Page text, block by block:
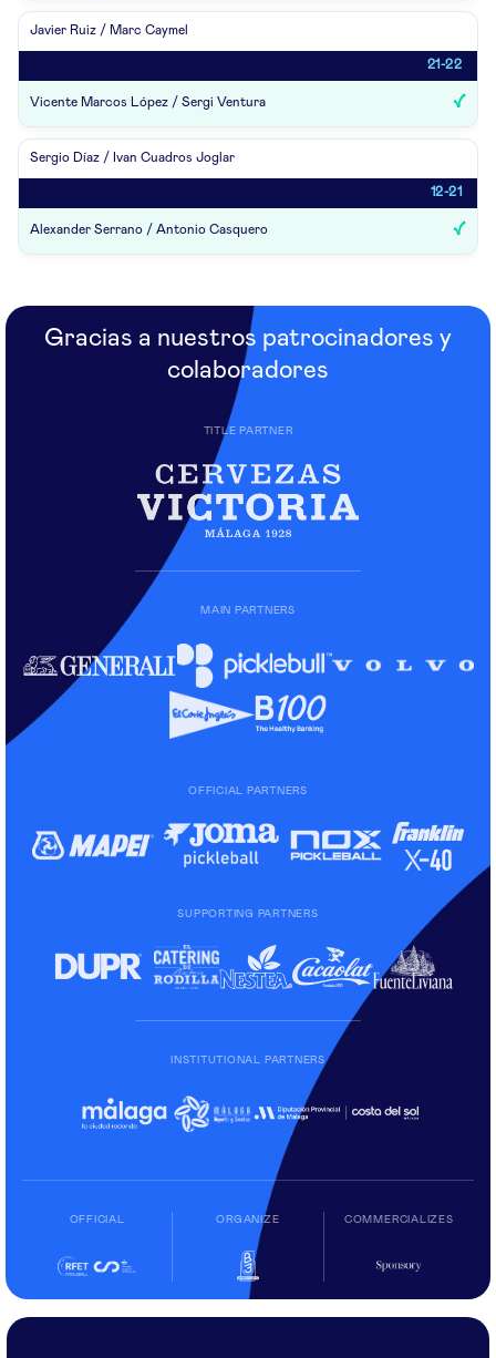
Javier Ruiz / Marc Caymel
21-22
Vicente Marcos López / Sergi Ventura
Sergio Díaz / Ivan Cuadros Joglar
12-21
Alexander Serrano / Antonio Casquero
Gracias a nuestros patrocinadores y
colaboradores
TITLE PARTNER
MAIN PARTNERS
OFFICIAL PARTNERS
SUPPORTING PARTNERS
INSTITUTIONAL PARTNERS
OFFICIAL ORGANIZE COMMERCIALIZES